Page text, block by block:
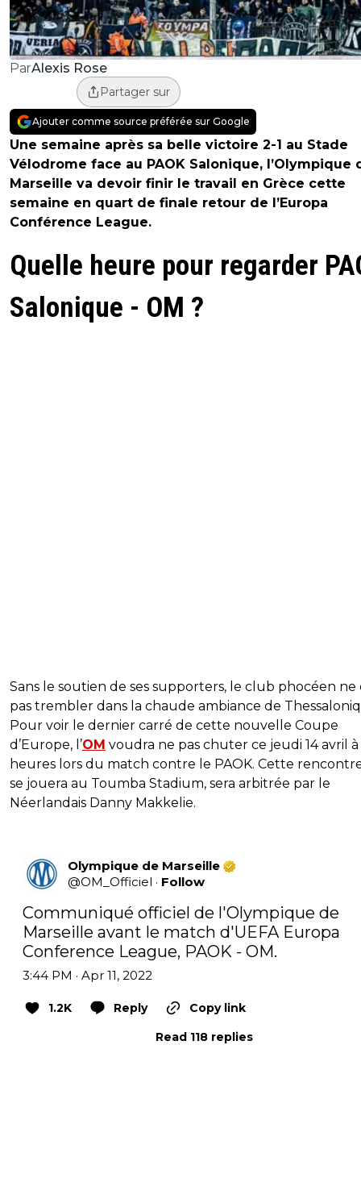
ParAlexis Rose
Partager sur
Ajouter comme source préférée sur Google
Une semaine après sa belle victoire 2-1 au Stade
Vélodrome face au PAOK Salonique, l’Olympique
Marseille va devoir finir le travail en Grèce cette
semaine en quart de finale retour de l’Europa
Conférence League.
Quelle heure pour regarder
Salonique - OM ?
Sans le soutien de ses supporters, le club phocéen ne
pas trembler dans la chaude ambiance de
Pour voir le dernier carré de cette nouvelle Coupe
d’Europe, l’OM voudra ne pas chuter ce jeudi 14 avril à
heures lors du match contre le PAOK. Cette
se jouera au Toumba Stadium, sera arbitrée par le
Néerlandais Danny Makkelie.
Olympique de Marseille
@OM_Officiel · Follow
Communiqué officiel de l'Olympique de
Marseille avant le match d'UEFA Europa
Conference League, PAOK - OM.
3:44 PM · Apr 11, 2022
1.2K Reply
Copy link
Read 118 replies